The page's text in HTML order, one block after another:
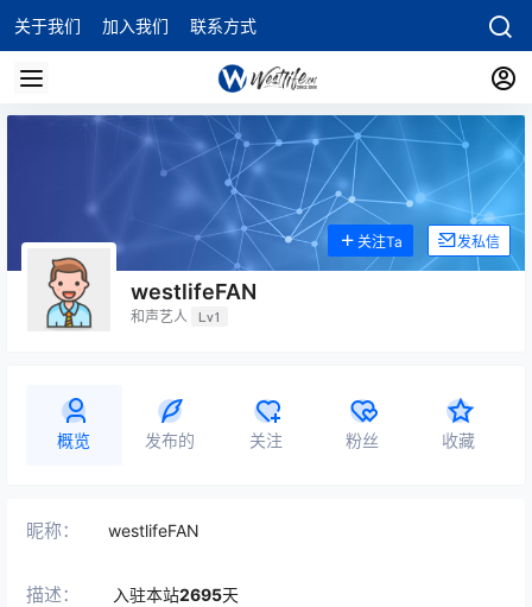
关于我们 加入我们 联系方式
westlifeFAN
和声艺人 Lv1
关注Ta 发私信
概览 发布的 关注 粉丝 收藏
昵称： westlifeFAN
描述： 入驻本站2695天